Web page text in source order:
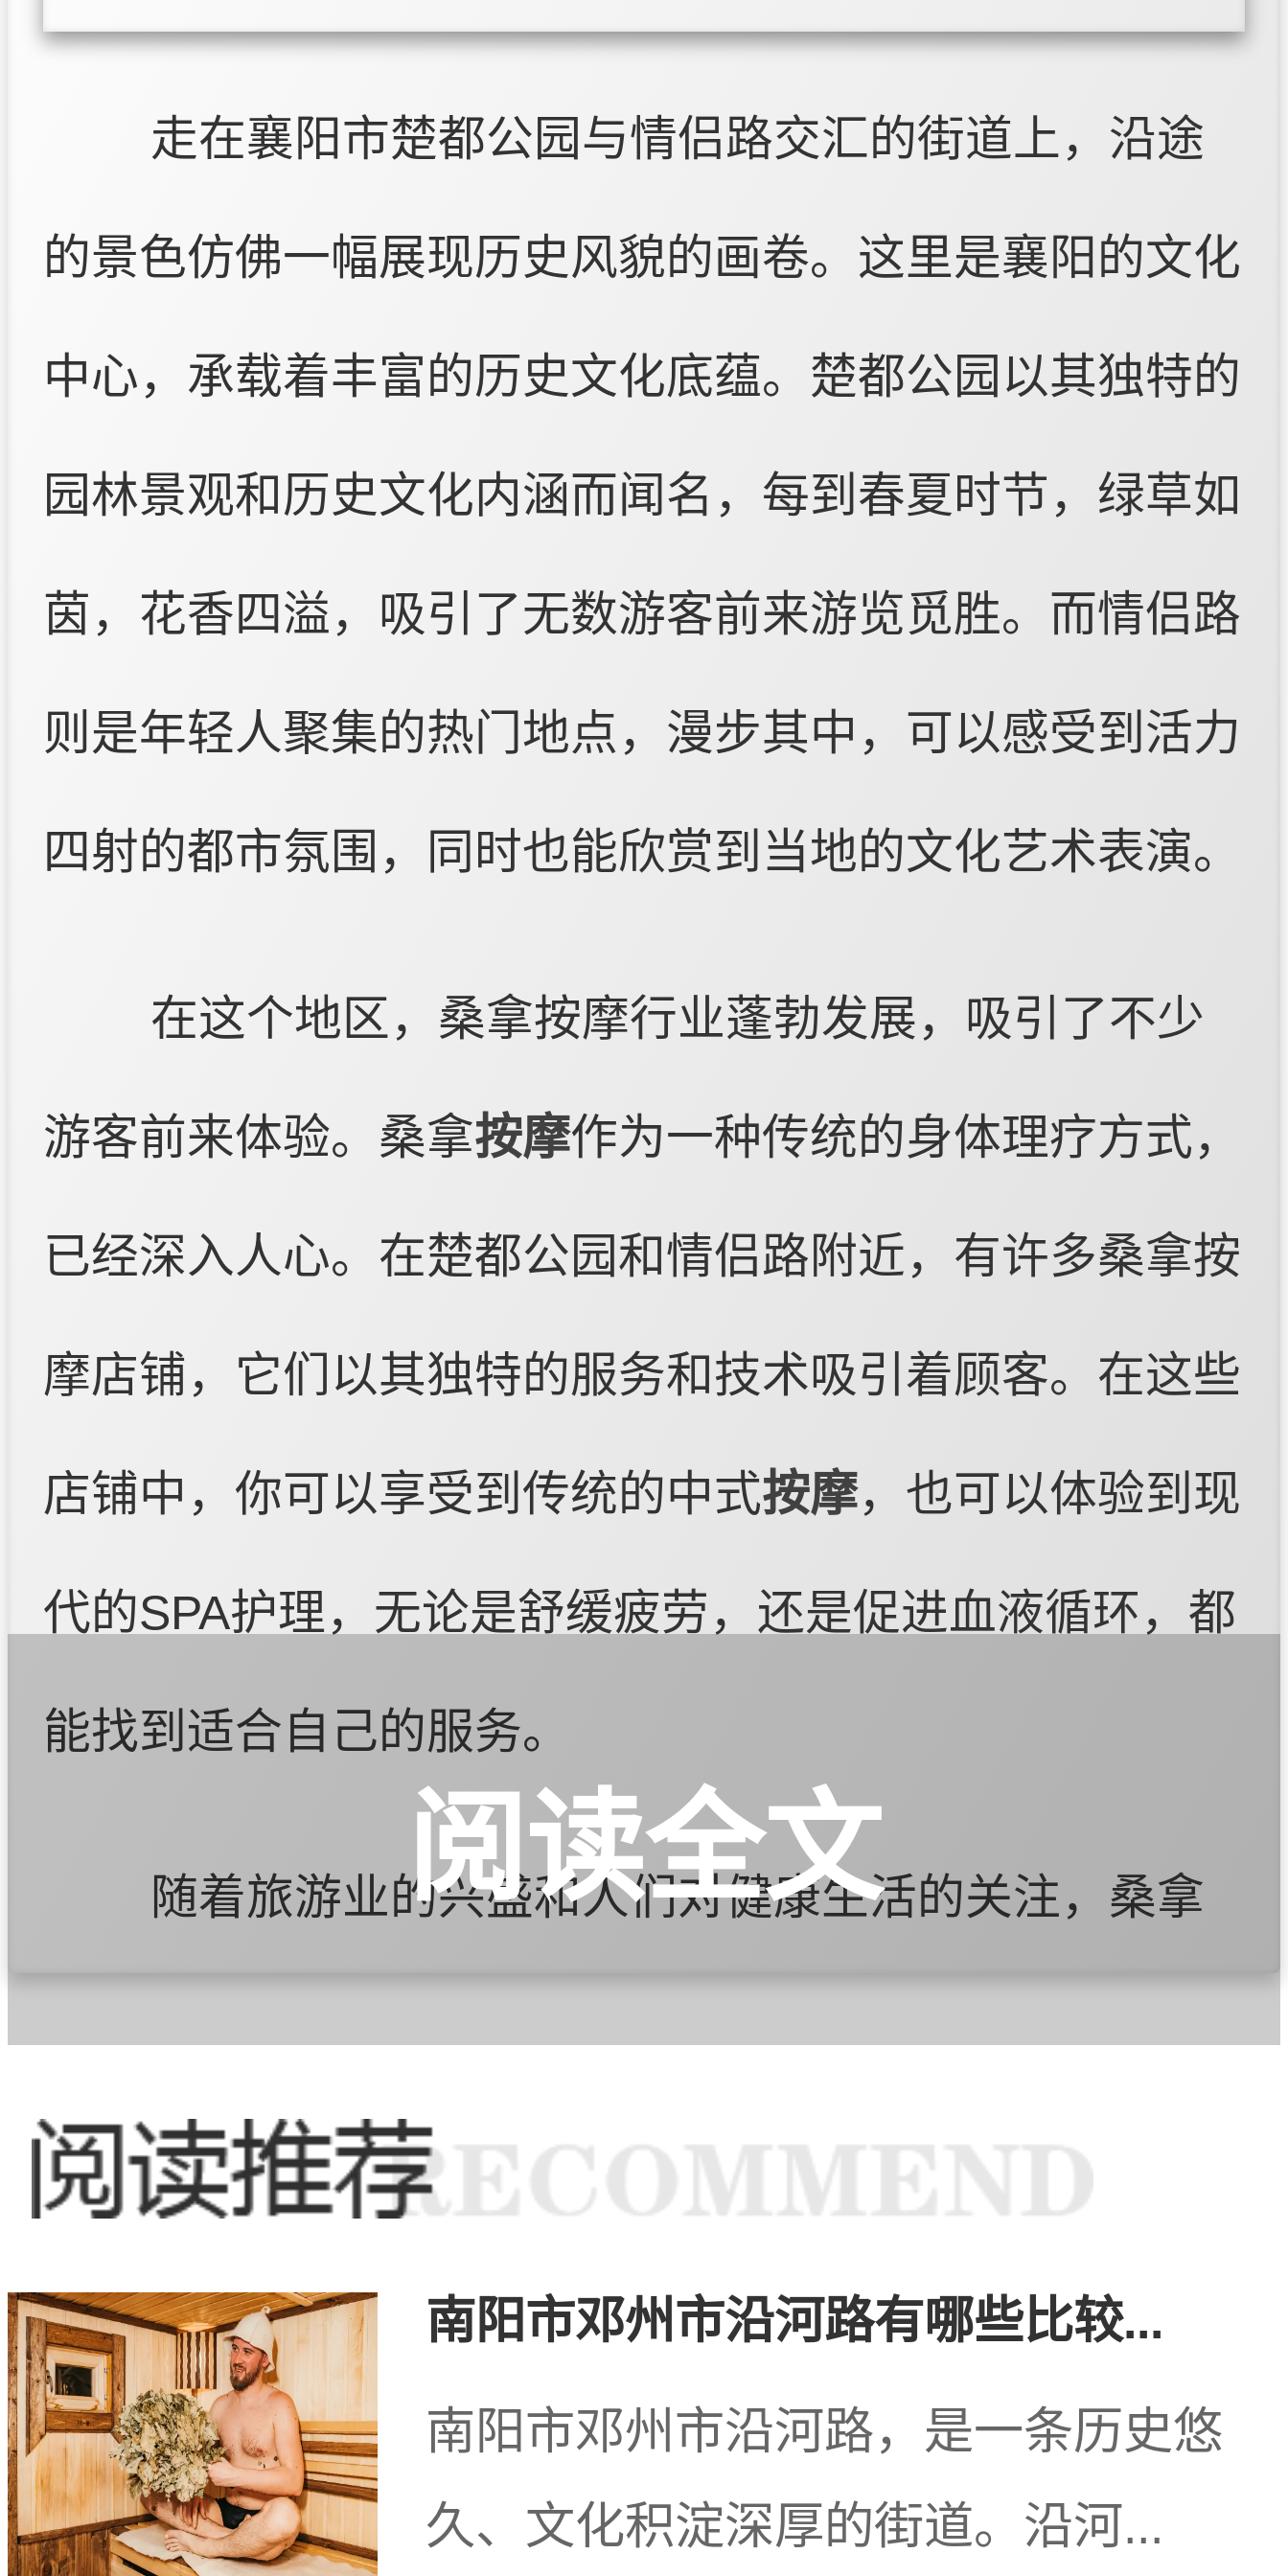
走在襄阳市楚都公园与情侣路交汇的街道上，沿途
的景色仿佛一幅展现历史风貌的画卷。这里是襄阳的文化
中心，承载着丰富的历史文化底蕴。楚都公园以其独特的
园林景观和历史文化内涵而闻名，每到春夏时节，绿草如
茵，花香四溢，吸引了无数游客前来游览觅胜。而情侣路
则是年轻人聚集的热门地点，漫步其中，可以感受到活力
四射的都市氛围，同时也能欣赏到当地的文化艺术表演。
在这个地区，桑拿按摩行业蓬勃发展，吸引了不少
游客前来体验。桑拿按摩作为一种传统的身体理疗方式，
已经深入人心。在楚都公园和情侣路附近，有许多桑拿按
摩店铺，它们以其独特的服务和技术吸引着顾客。在这些
店铺中，你可以享受到传统的中式按摩，也可以体验到现
代的SPA护理，无论是舒缓疲劳，还是促进血液循环，都
能找到适合自己的服务。
随着旅游业的兴盛和人们对健康生活的关注，桑拿
的人开始关注身体健康，并愿意花费时间和金钱去享受桑
务，以满足不同顾客的需求。在这个热闹而又充满活力的
地区，桑拿按摩已经成为人们日常生活中不可或缺的一部
阅读全文
南阳市邓州市沿河路有哪些比较...
南阳市邓州市沿河路，是一条历史悠
久、文化积淀深厚的街道。沿河...